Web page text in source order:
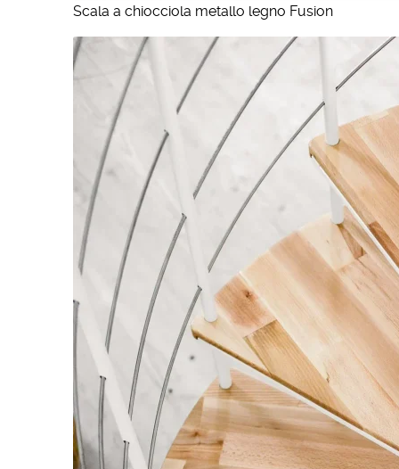
Scala a chiocciola metallo legno Fusion